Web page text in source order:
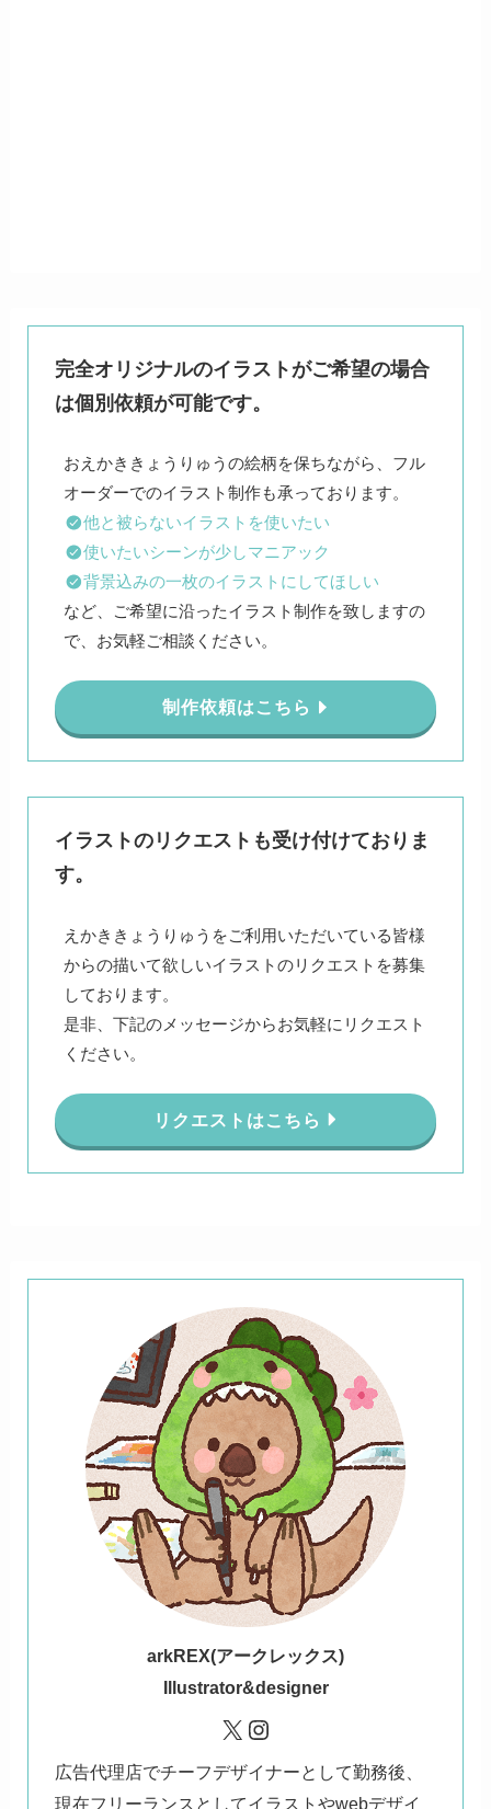
完全オリジナルのイラストがご希望の場合
は個別依頼が可能です。
おえかききょうりゅうの絵柄を保ちながら、フル
他と被らないイラストを使いたい
使いたいシーンが少しマニアック
背景込みの一枚のイラストにしてほしい
など、ご希望に沿ったイラスト制作を致しますの
で、お気軽ご相談ください。
制作依頼はこちら
イラストのリクエストも受け付けておりま
す。
えかききょうりゅうをご利用いただいている皆様
からの描いて欲しいイラストのリクエストを募集
しております。
是非、下記のメッセージからお気軽にリクエスト
ください。
リクエストはこちら
arkREX(アークレックス)
Illustrator&designer
X Instagram
広告代理店でチーフデザイナーとして勤務後、
現在フリーランスとしてイラストやwebデザイ